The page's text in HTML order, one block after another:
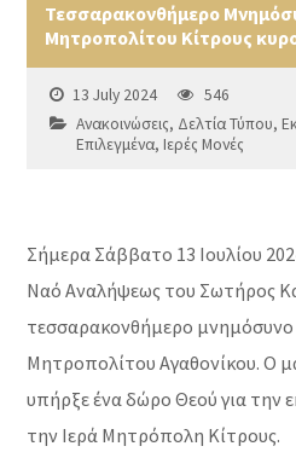
Τεσσαρακονθήμερο
Μητροπολίτου Κίτρους
13 July 2024
546
Ανακοινώσεις, Δελτία Τύπου,
Επιλεγμένα,Ιερές Μονές
Σήμερα Σάββατο 13 Ιουλίου
Ναό Αναλήψεως του Σωτήρος
τεσσαρακονθήμερο
Μητροπολίτου Αγαθονίκου. Ο
υπήρξε ένα δώρο Θεού για την
την Ιερά Μητρόπολη Κίτρους.